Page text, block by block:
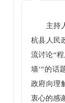
主持人
杭县人民
流讨论“
墙’”的话
政府向理
衷心的感